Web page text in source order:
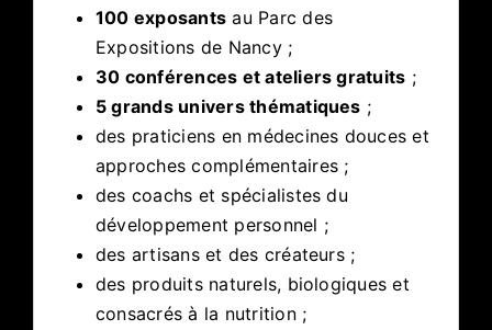
100 exposants au Parc des
Expositions de Nancy ;
30 conférences et ateliers gratuits ;
5 grands univers thématiques ;
des praticiens en médecines douces et
approches complémentaires ;
des coachs et spécialistes du
développement personnel ;
des artisans et des créateurs ;
des produits naturels, biologiques et
consacrés à la nutrition ;